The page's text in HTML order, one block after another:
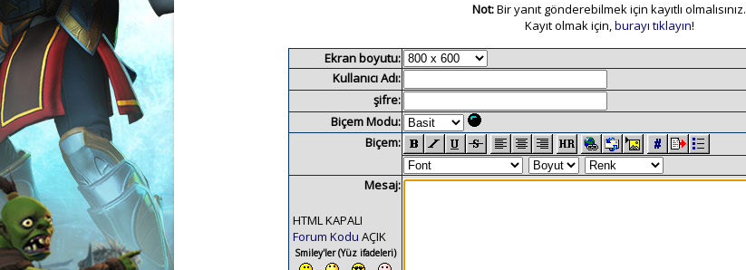
Not:Bir yanıt gönderebilmek için kayıtlı olmalısınız.
Kayıt olmak için,burayı tıklayın!
Ekran boyutu:
Kullanıcı Adı:
şifre:
Biçem Modu:
Biçem:
Mesaj:
HTML KAPALI
Forum Kodu AÇIK
Smiley'ler (Yüz ifadeleri)